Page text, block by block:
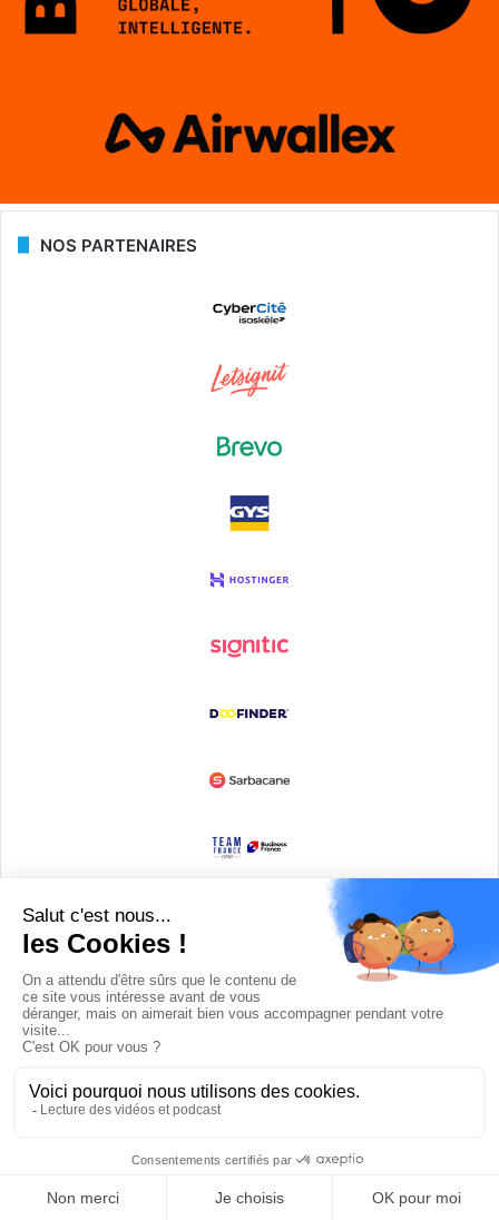
NOS PARTENAIRES
Devenir partenaire
© Copyright 2008 / 2026,DECODE MEDIA, The Innovation Media
Company.All Rights Reserved
TwitterRSS